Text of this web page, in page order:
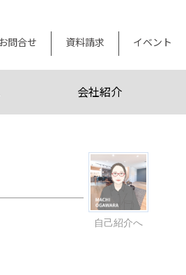
お問合せ 資料請求 イベント
会社紹介
自己紹介へ